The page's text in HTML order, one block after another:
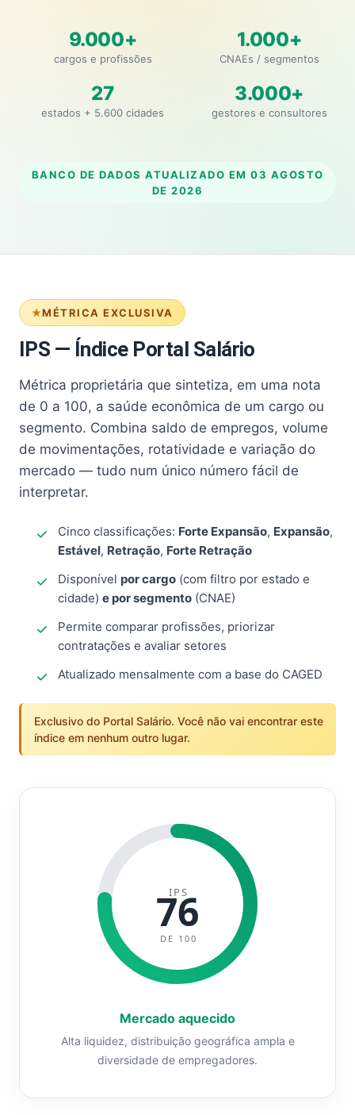
9.000+
cargos e profissões
1.000+
CNAEs / segmentos
27
estados + 5.600 cidades
3.000+
gestores e consultores
BANCO DE DADOS ATUALIZADO EM 03 AGOSTO
DE 2026
MÉTRICA EXCLUSIVA
IPS — Índice Portal Salário
Métrica proprietária que sintetiza, em uma nota
de 0 a 100, a saúde econômica de um cargo ou
segmento. Combina saldo de empregos, volume
de movimentações, rotatividade e variação do
mercado — tudo num único número fácil de
interpretar.
Cinco classificações: Forte Expansão, Expansão,
Estável, Retração, Forte Retração
Disponível por cargo (com filtro por estado e
cidade) e por segmento (CNAE)
Permite comparar profissões, priorizar
contratações e avaliar setores
Atualizado mensalmente com a base do CAGED
Exclusivo do Portal Salário. Você não vai encontrar este
índice em nenhum outro lugar.
IPS
76
DE 100
Mercado aquecido
Alta liquidez, distribuição geográfica ampla e
diversidade de empregadores.